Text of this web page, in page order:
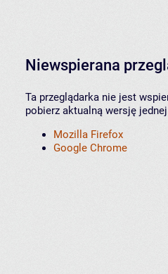
Niewspierana
Ta przeglądarka nie jest
pobierz aktualną wersję
Mozilla Firefox
Google Chrome